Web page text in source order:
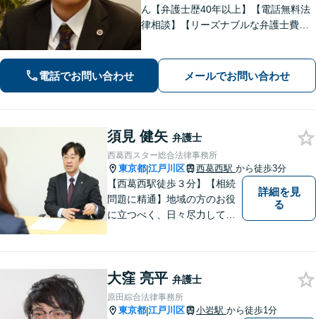
ん【弁護士歴40年以上】【電話無料法
律相談】【リーズナブルな弁護士費
着した業務を展開。実績・経験豊富な
弁護士の確かな見解と事件処理。
電話でお問い合わせ メールでお問い合わせ
須見 健矢 弁護士
西葛西スター総合法律事務所
東京都|江戸川区 西葛西駅 から徒歩3分
【西葛西駅徒歩３分】【相続
問題に精通】地域の方のお役
に立つべく、日々尽力してお
でお困りの方は、お一人で抱
え込むことなく、お気軽にご
相談ください。
詳細を見
る
大窪 亮平 弁護士
原田綜合法律事務所
東京都|江戸川区 小岩駅 から徒歩1分